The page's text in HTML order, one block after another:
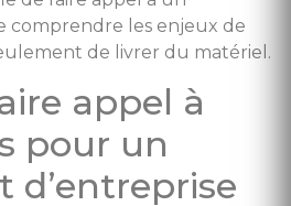
comprendre les enjeux de
de livrer du matériel.
appel à
pour un
d’entreprise